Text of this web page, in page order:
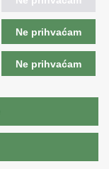
Ne prihvaćam
Ne prihvaćam